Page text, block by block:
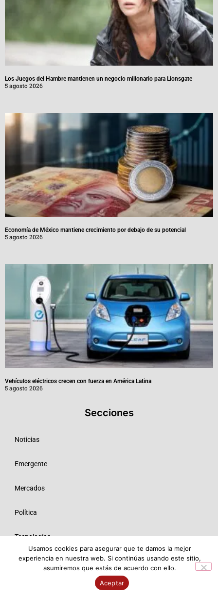
Los Juegos del Hambre mantienen un negocio millonario para Lionsgate
5 agosto 2026
Economía de México mantiene crecimiento por debajo de su potencial
5 agosto 2026
Vehículos eléctricos crecen con fuerza en América Latina
5 agosto 2026
Secciones
Noticias
Emergente
Mercados
Política
Tecnologías
Opinión
© 2026 Todos los derechos reservados ME SRL.
Usamos cookies para asegurar que te damos la mejor
experiencia en nuestra web. Si continúas usando este sitio,
asumiremos que estás de acuerdo con ello.
Aceptar